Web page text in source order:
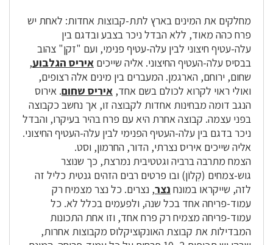
מחלקים את המינים בארץ לתת-קבוצות אחדות: לאחת יש
פרח כהה מאוד, ללא הבדל ניכר בצבע ובדגם בין
עלה-עטיף חיצוני לבין עלה-עטיף פנימי, ועם "זקן" צהוב
בבסיס עלה-העטיף החיצוני. אליה שייכים איריס הגלבוע,
שחום, ירוחם, הארגמן. המעברים בין מינים אלה רצופים,
ואולי ראוי לקרוא לכולם בשם אחד, איריס שחום. אירוס
הנגב דומה מבחינות אחדות לקבוצה זו, אך נחשב כקבוצה
בפני עצמה. קבוצה אחרת היא עם פרח בהיר בעיקרו, והבדל
ניכר בדגם בין עלה-העטיף הפנימי לבין עלה-העטיף החיצוני.
אליה שייכים איריס נצרתי, הדור, החרמון, וסט.
הצמח מתרבה ברביה וגטטיבית נמרצת, כך שנוצר
גוש-צמחים (קְלוֹן) ובו פרטים רבים הזהים גנטית כליל זה
לזה, שייקראו במונח נצר, נצרים. כל נצר מצמיח רק
עמוד-פריחה אחד בכל שנה, ולפעמים בכלל לא. כל
עמוד-פריחה מצמיח רק פרח אחד, וזו אחת התכונות
המבדילות את קבוצת האונקוציקלוס מקבוצות אחרות,